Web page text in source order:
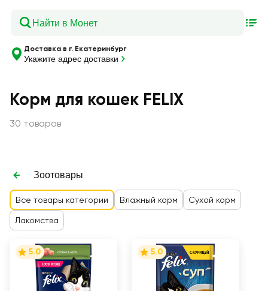
Доставка в г. Екатеринбург
Укажите адрес доставки
Корм для кошек FELIX
30 товаров
Зоотовары
Все товары категории Влажный корм Сухой корм
Лакомства
5.0 5.0